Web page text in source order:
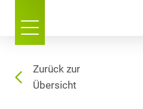
Zurück zur
Übersicht